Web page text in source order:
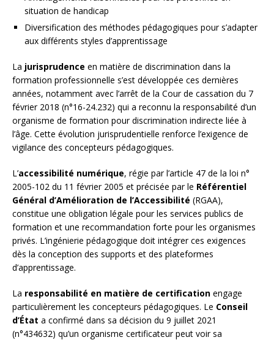
situation de handicap
Diversification des méthodes pédagogiques pour s’adapter
aux différents styles d’apprentissage
La jurisprudence en matière de discrimination dans la
formation professionnelle s’est développée ces dernières
années, notamment avec l’arrêt de la Cour de cassation du 7
février 2018 (n°16-24.232) qui a reconnu la responsabilité d’un
organisme de formation pour discrimination indirecte liée à
l’âge. Cette évolution jurisprudentielle renforce l’exigence de
vigilance des concepteurs pédagogiques.
L’accessibilité numérique, régie par l’article 47 de la loi n°
2005-102 du 11 février 2005 et précisée par le Référentiel
Général d’Amélioration de l’Accessibilité (RGAA),
constitue une obligation légale pour les services publics de
formation et une recommandation forte pour les organismes
privés. L’ingénierie pédagogique doit intégrer ces exigences
dès la conception des supports et des plateformes
d’apprentissage.
La responsabilité en matière de certification engage
particulièrement les concepteurs pédagogiques. Le Conseil
d’État a confirmé dans sa décision du 9 juillet 2021
(n°434632) qu’un organisme certificateur peut voir sa